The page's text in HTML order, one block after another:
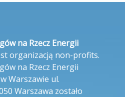
na Rzecz Energii
organizacją non-profits.
na Rzecz Energii
Warszawie ul.
Warszawa zostało